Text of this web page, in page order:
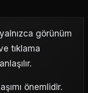
görünüm
tıklama
önemlidir.